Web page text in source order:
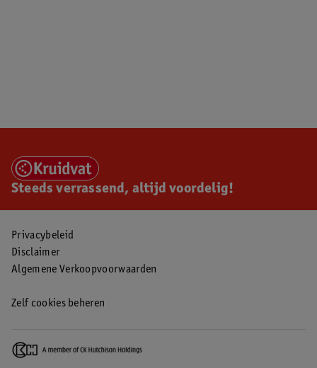
Steeds verrassend, altijd voordelig!
Privacybeleid
Disclaimer
Algemene Verkoopvoorwaarden
Zelf cookies beheren